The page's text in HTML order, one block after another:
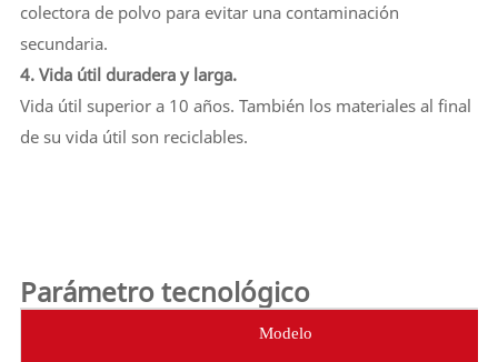
colectora de polvo para evitar una contaminación
secundaria.
4. Vida útil duradera y larga.
Vida útil superior a 10 años. También los materiales al final
de su vida útil son reciclables.
Parámetro tecnológico
Modelo